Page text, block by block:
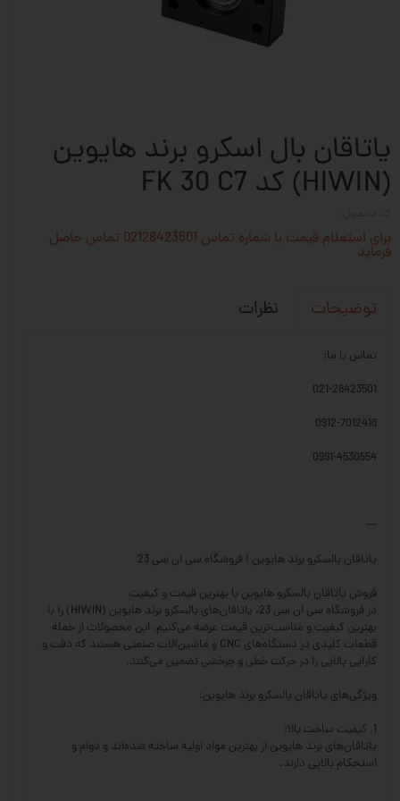
یاتاقان بال اسکرو برند هایوین
(HIWIN) کد FK 30 C7
برای استعلام قیمت با شماره تماس 02128423501 تماس حاصل
فرماید
توضیحات نظرات
تماس با ما:
021-28423501
0912-7012418
0991-4530554
---
یاتاقان بالسکرو برند هایوین | فروشگاه سی ان سی 23
فروش یاتاقان بالسکرو هایوین با بهترین قیمت و کیفیت
در فروشگاه سی ان سی 23، یاتاقان‌های بالسکرو برند هایوین (HIWIN) را با
بهترین کیفیت و مناسب‌ترین قیمت عرضه می‌کنیم. این محصولات از جمله
قطعات کلیدی در دستگاه‌های CNC و ماشین‌آلات صنعتی هستند که دقت و
کارایی بالایی را در حرکت خطی و چرخشی تضمین می‌کنند.
ویژگی‌های یاتاقان بالسکرو برند هایوین:
1. کیفیت ساخت بالا:
یاتاقان‌های برند هایوین از بهترین مواد اولیه ساخته شده‌اند و دوام و
استحکام بالایی دارند.